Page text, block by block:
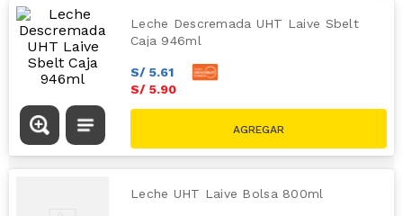
Leche Descremada UHT Laive Sbelt
Caja 946ml
S/ 5.61
S/ 5.90
Leche UHT Laive Bolsa 800ml